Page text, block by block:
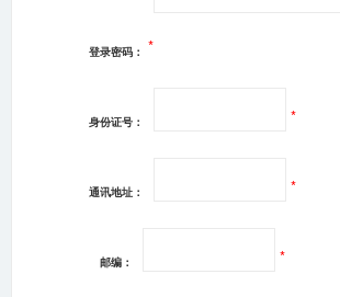
登录密码： *
身份证号： *
通讯地址： *
邮编： *